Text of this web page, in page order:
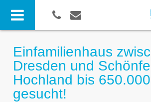
Einfamilienhaus
Dresden und
Hochland bis
gesucht!